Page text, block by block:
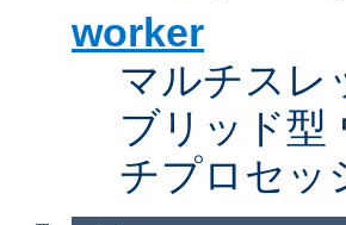
worker
マルチスレ
ブリッド型
チプロセッ